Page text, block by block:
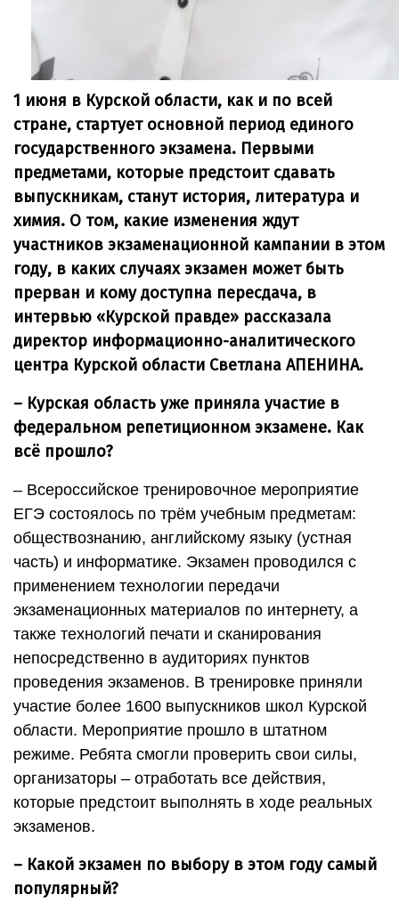
1 июня в Курской области, как и по всей
стране, стартует основной период единого
государственного экзамена. Первыми
предметами, которые предстоит сдавать
выпускникам, станут история, литература и
химия. О том, какие изменения ждут
участников экзаменационной кампании в этом
году, в каких случаях экзамен может быть
прерван и кому доступна пересдача, в
интервью «Курской правде» рассказала
директор информационно-аналитического
центра Курской области Светлана АПЕНИНА.
– Курская область уже приняла участие в
федеральном репетиционном экзамене. Как
всё прошло?
– Всероссийское тренировочное мероприятие
ЕГЭ состоялось по трём учебным предметам:
обществознанию, английскому языку (устная
часть) и информатике. Экзамен проводился с
применением технологии передачи
экзаменационных материалов по интернету, а
также технологий печати и сканирования
непосредственно в аудиториях пунктов
проведения экзаменов. В тренировке приняли
участие более 1600 выпускников школ Курской
области. Мероприятие прошло в штатном
режиме. Ребята смогли проверить свои силы,
организаторы – отработать все действия,
которые предстоит выполнять в ходе реальных
экзаменов.
– Какой экзамен по выбору в этом году самый
популярный?